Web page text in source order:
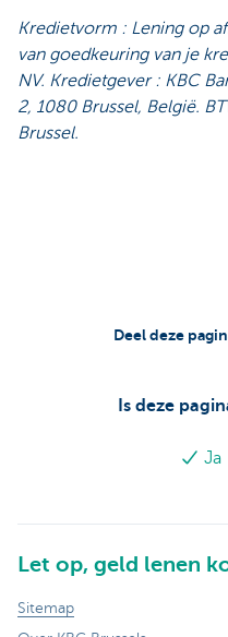
Kredietvorm : Lening op
van goedkeuring van je
NV. Kredietgever : KBC
2, 1080 Brussel, België.
Brussel.
Is deze
Ja
Deel deze
Let op, geld lenen
Sitemap